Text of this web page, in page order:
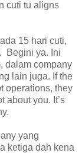
cuti tu aligns
15 hari cuti,
Begini ya. Ini
dalam company
lain juga. If the
operations, they
about you. It’s
yang
ketiga dah kena